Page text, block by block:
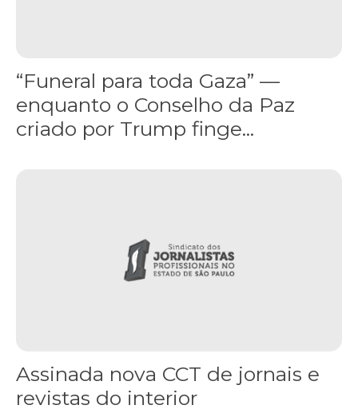
“Funeral para toda Gaza” —
enquanto o Conselho da Paz
criado por Trump finge...
Assinada nova CCT de jornais e
revistas do interior